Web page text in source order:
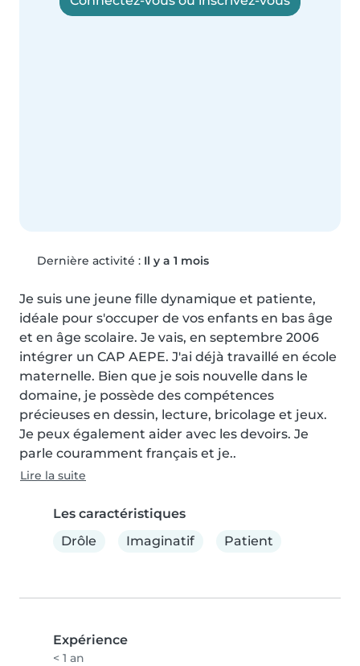
Dernière activité : Il y a 1 mois
Je suis une jeune fille dynamique et patiente,
idéale pour s'occuper de vos enfants en bas âge
et en âge scolaire. Je vais, en septembre 2006
intégrer un CAP AEPE. J'ai déjà travaillé en école
maternelle. Bien que je sois nouvelle dans le
domaine, je possède des compétences
précieuses en dessin, lecture, bricolage et jeux.
Je peux également aider avec les devoirs. Je
parle couramment français et je..
Lire la suite
Les caractéristiques
Drôle
Imaginatif Patient
Expérience
< 1 an